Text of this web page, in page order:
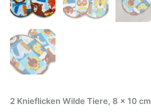
2 Knieflicken Wilde Tiere, 8 x 10 cm